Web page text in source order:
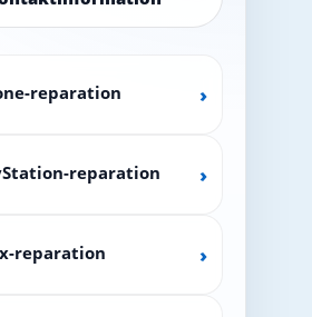
reparation ›
reparation ›
reparation ›